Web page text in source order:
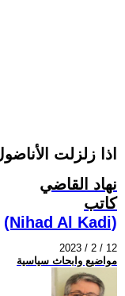
اذا زلزلت
نهاد القاضي
كاتب
(Nihad Al Kadi)
2023 / 2 / 12
مواضيع وابحاث سياسية